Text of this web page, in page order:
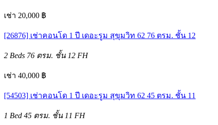
เช่า 20,000 ฿
[26876] เช่าคอนโด 1 ปี เดอะรูม สุขุมวิท 62 76 ตรม. ชั้น 12
2 Beds 76 ตรม. ชั้น 12 FH
เช่า 40,000 ฿
[54503] เช่าคอนโด 1 ปี เดอะรูม สุขุมวิท 62 45 ตรม. ชั้น 11
1 Bed 45 ตรม. ชั้น 11 FH